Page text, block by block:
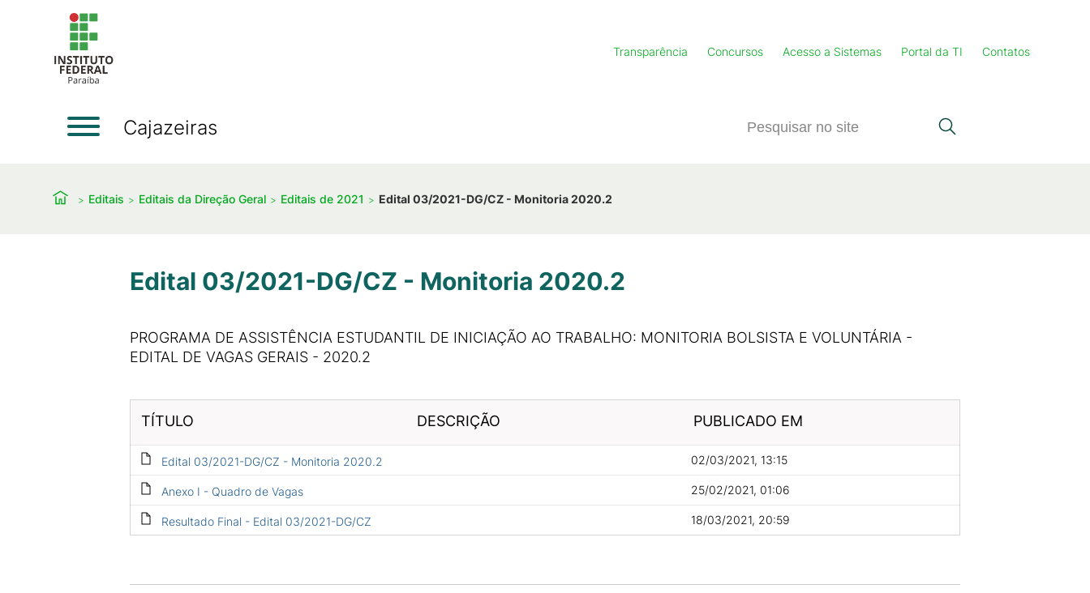
Transparência Concursos Acesso a Sistemas Portal da TI Contatos
Cajazeiras
Editais Editais da Direção Geral Editais de 2021 Edital 03/2021-DG/CZ - Monitoria 2020.2
Edital 03/2021-DG/CZ - Monitoria 2020.2
PROGRAMA DE ASSISTÊNCIA ESTUDANTIL DE INICIAÇÃO AO TRABALHO: MONITORIA BOLSISTA E VOLUNTÁRIA -
EDITAL DE VAGAS GERAIS - 2020.2
TÍTULO DESCRIÇÃO PUBLICADO EM
Edital 03/2021-DG/CZ - Monitoria 2020.2 02/03/2021, 13:15
Anexo I - Quadro de Vagas 25/02/2021, 01:06
Resultado Final - Edital 03/2021-DG/CZ 18/03/2021, 20:59